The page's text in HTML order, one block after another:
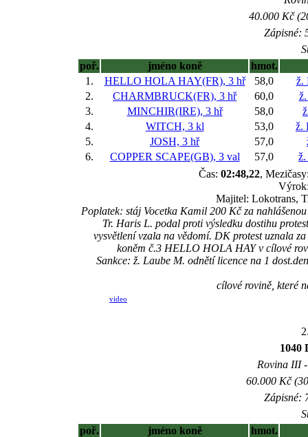
40.000 Kč
Zápisné:
poř.
jméno koně
hmot.
1.
HELLO HOLA HAY(FR), 3 hř 58,0
ž.
2.
CHARMBRUCK(FR), 3 hř 60,0
3.
MINCHIR(IRE), 3 hř 58,0
4.
WITCH, 3 kl 53,0
ž.
5.
JOSH, 3 hř 57,0
6.
COPPER SCAPE(GB), 3 val 57,0
Čas: 02:48,22,
Majitel: Lokotrans,
Poplatek: stáj Vocetka Kamil 200 Kč za
Tr. Haris L. podal proti výsledku dostihu
vysvětlení vzala na vědomí. DK protest uznala
koněm č.3 HELLO HOLA HAY v cílové
Sankce: ž. Laube M. odnětí licence na 1
cílové rovině, které
video
1040
Rovina III
60.000 Kč
Zápisné:
poř.
jméno koně
hmot.